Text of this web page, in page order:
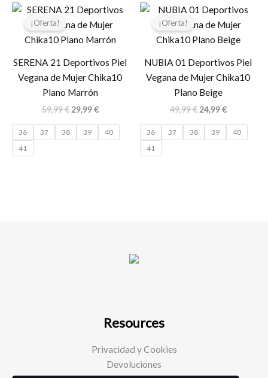
¡Oferta!
SERENA 21 Deportivos Piel
Vegana de Mujer Chika10
Plano Marrón
59,99€
El
precio
original
era:
29,99€
El
actual
es:
36 37 38 39
40
41
¡Oferta!
NUBIA 01 Deportivos Piel
Vegana de Mujer Chika10
Plano Beige
49,99€
El
precio
original
era:
24,99€
El
actual
es:
36 37 38 39
40
41
Resources
Privacidad y Cookies
Devoluciones